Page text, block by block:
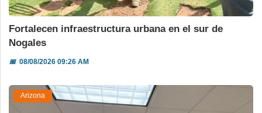
Fortalecen infraestructura urbana en el sur de
Nogales
📅08/08/2026 09:26 AM
Arizona